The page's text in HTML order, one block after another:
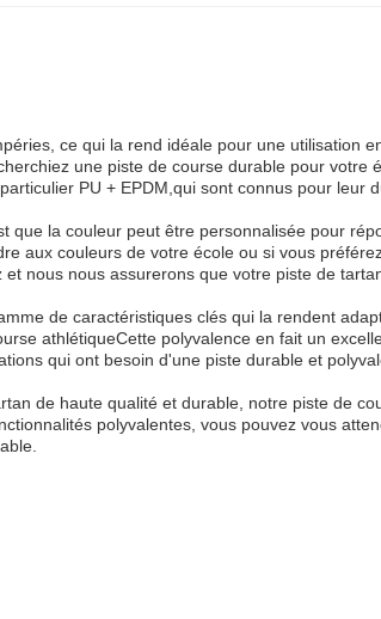
ce qui la rend idéale pour une utilisation
une piste de course durable pour votre
PU + EPDM,qui sont connus pour leur
que la couleur peut être personnalisée pour
aux couleurs de votre école ou si vous
nous nous assurerons que votre piste de
de caractéristiques clés qui la rendent
athlétiqueCette polyvalence en fait un
qui ont besoin d'une piste durable et
de haute qualité et durable, notre piste de
polyvalentes, vous pouvez vous